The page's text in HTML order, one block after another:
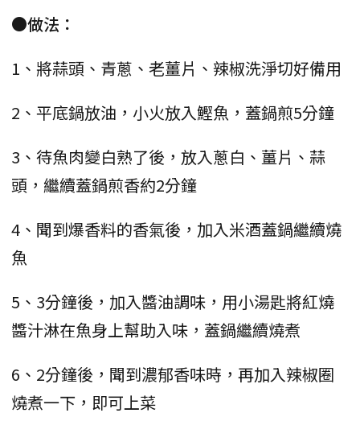
●做法：
1、將蒜頭、青蔥、老薑片、辣椒洗淨切好備用
2、平底鍋放油，小火放入鰹魚，蓋鍋煎5分鐘
3、待魚肉變白熟了後，放入蔥白、薑片、蒜
頭，繼續蓋鍋煎香約2分鐘
4、聞到爆香料的香氣後，加入米酒蓋鍋繼續燒
魚
5、3分鐘後，加入醬油調味，用小湯匙將紅燒
醬汁淋在魚身上幫助入味，蓋鍋繼續燒煮
6、2分鐘後，聞到濃郁香味時，再加入辣椒圈
燒煮一下，即可上菜